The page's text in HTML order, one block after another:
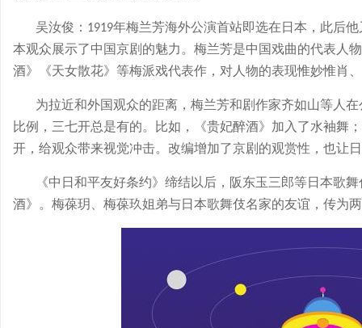
吴汝俊： 1919年梅兰芳海外公演首站即选在日本，此后他
本观众展示了中国京剧的魅力。梅兰芳是中国戏曲的代表人
酒》《天女散花》等梅派戏代表作，对人物的表现惟妙惟肖
为拉近和外国观众的距离，梅兰芳和剧作家齐如山等人
比例，三七开总是有的。比如，《贵妃醉酒》加入了水袖舞
开，给观众带来视觉冲击。改编增加了京剧的观赏性，也让
《中日和平友好条约》缔结以后，阪东玉三郎等日本歌
酒》。梅葆玥、梅葆玖姐弟与日本歌舞伎名家的友谊，传为